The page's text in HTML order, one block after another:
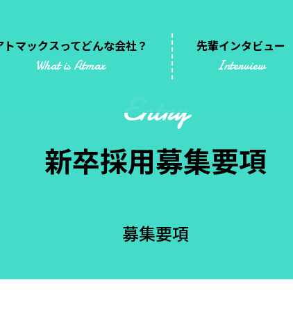
トマックスってどんな会社？
What is Atmax
先輩インタビュー
Interview
Entry
新卒採用募集要項
募集要項